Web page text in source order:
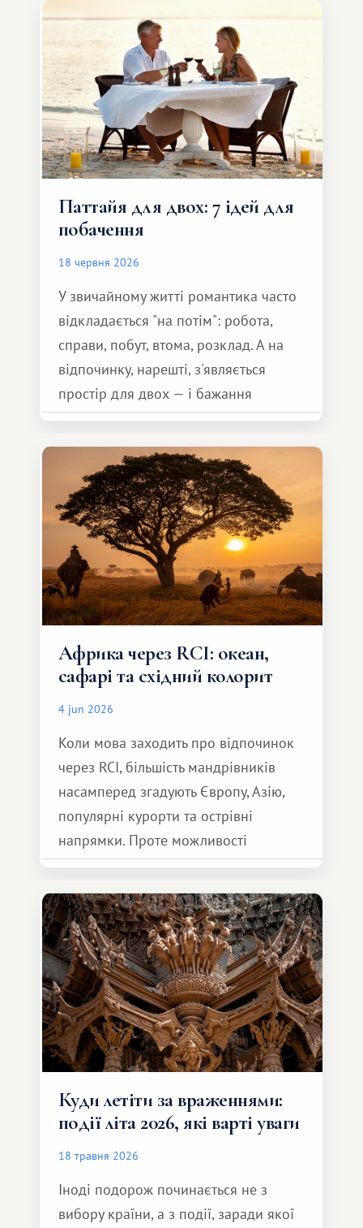
Паттайя для двох: 7 ідей для
побачення
18 червня 2026
У звичайному житті романтика часто
відкладається "на потім": робота,
справи, побут, втома, розклад. А на
відпочинку, нарешті, з'являється
простір для двох — і бажання
зробити для близької людини щось
особливе. Не обов'язково масштабне,
але тепле і незабутнє :)
Африка через RCI: океан,
сафарі та східний колорит
4 jun 2026
Коли мова заходить про відпочинок
через RCI, більшість мандрівників
насамперед згадують Європу, Азію,
популярні курорти та острівні
напрямки. Проте можливості
обмінної системи значно ширші.
Серед них є і Африка – континент,
який здатний подарувати зовсім
інший формат подорожі.
Куди летіти за враженнями:
події літа 2026, які варті уваги
18 травня 2026
Іноді подорож починається не з
вибору країни, а з події, заради якої